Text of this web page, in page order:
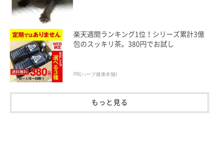
楽天週間ランキング1位！シリーズ累計3億
包のスッキリ茶。380円でお試し
PR(ハーブ健康本舗)
もっと見る